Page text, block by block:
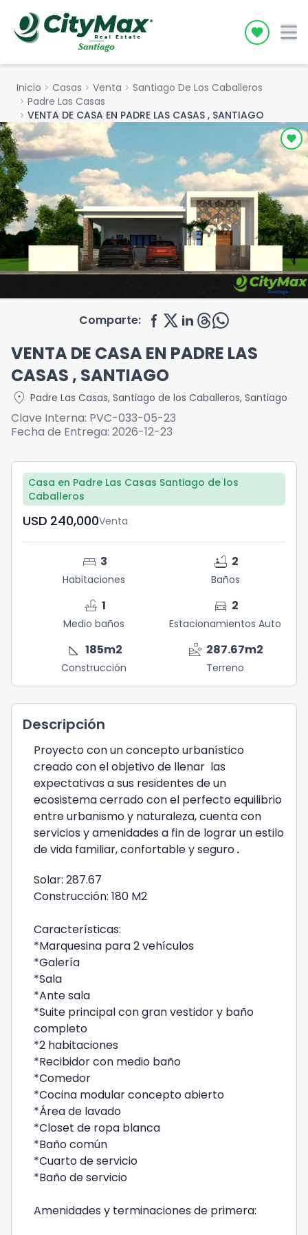
Icon
Inicio chevron_right Casas chevron_right Venta chevron_right Santiago De Los Caballeros
chevron_right Padre Las Casas
chevron_right VENTA DE CASA EN PADRE LAS CASAS , SANTIAGO
Comparte:
VENTA DE CASA EN PADRE LAS
CASAS , SANTIAGO
location_on Padre Las Casas, Santiago de los Caballeros, Santiago
Clave Interna: PVC-033-05-23
Fecha de Entrega: 2026-12-23
Casa en Padre Las Casas Santiago de los
Caballeros
USD	240,000Venta
bed 3
Habitaciones
bathtub 2
Baños
faucet 1
Medio baños
directions_car 2
Estacionamientos Auto
square_foot 185m2
Construcción
landslide 287.67m2
Terreno
Descripción
Proyecto con un concepto urbanístico
creado con el objetivo de llenar las
expectativas a sus residentes de un
ecosistema cerrado con el perfecto equilibrio
entre urbanismo y naturaleza, cuenta con
servicios y amenidades a fin de lograr un estilo
de vida familiar, confortable y seguro.
Solar: 287.67
Construcción: 180 M2
Características:
*Marquesina para 2 vehículos
*Galería
*Sala
*Ante sala
*Suite principal con gran vestidor y baño
completo
*2 habitaciones
*Recibidor con medio baño
*Comedor
*Cocina modular concepto abierto
*Área de lavado
*Closet de ropa blanca
*Baño común
*Cuarto de servicio
*Baño de servicio
Amenidades y terminaciones de primera: